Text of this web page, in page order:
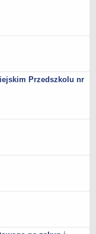
Przedszkolu nr